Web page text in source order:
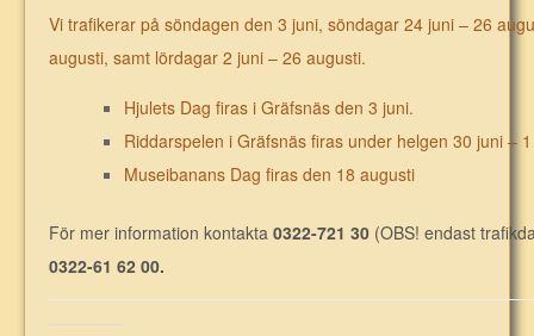
Vi trafikerar på söndagen den 3 juni, söndagar 24 juni – 26
augusti, samt lördagar 2 juni – 26 augusti.
Hjulets Dag firas i Gräfsnäs den 3 juni.
Riddarspelen i Gräfsnäs firas under helgen 30 juni –
Museibanans Dag firas den 18 augusti
För mer information kontakta 0322-721 30 (OBS! endast
0322-61 62 00.